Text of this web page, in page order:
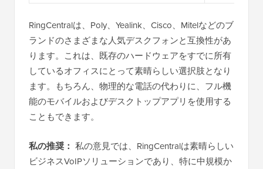
RingCentralは、Poly、Yealink、Cisco、Mitelなどのブ
ランドのさまざまな人気デスクフォンと互換性があ
ります。これは、既存のハードウェアをすでに所有
しているオフィスにとって素晴らしい選択肢となり
ます。もちろん、物理的な電話の代わりに、フル機
能のモバイルおよびデスクトップアプリを使用する
こともできます。
私の推奨： 私の意見では、RingCentralは素晴らしい
ビジネスVoIPソリューションであり、特に中規模か